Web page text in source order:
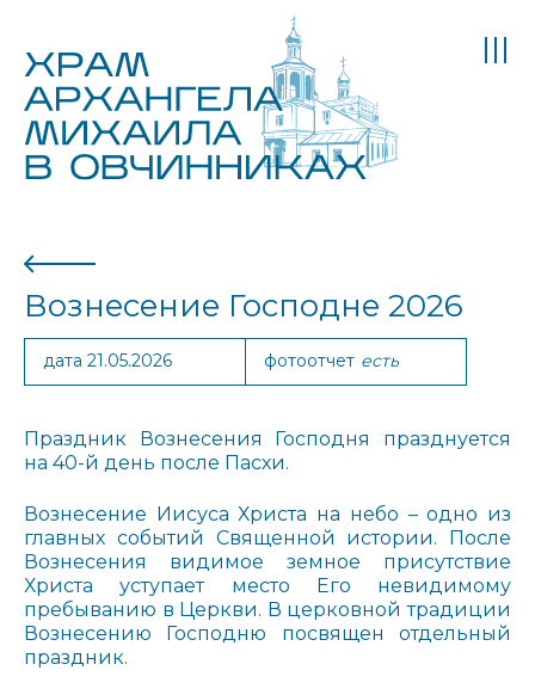
Вознесение Господне 2026
дата 21.05.2026 фотоотчет есть
Праздник Вознесения Господня празднуется
на 40-й день после Пасхи.
Вознесение Иисуса Христа на небо – одно из
главных событий Священной истории. После
Вознесения видимое земное присутствие
Христа уступает место Его невидимому
пребыванию в Церкви. В церковной традиции
Вознесению Господню посвящен отдельный
праздник.